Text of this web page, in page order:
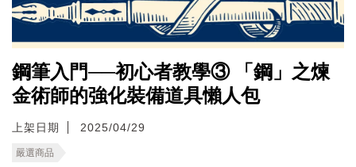
鋼筆入門──初心者教學③ 「鋼」之煉
金術師的強化裝備道具懶人包
上架日期 2025/04/29
嚴選商品